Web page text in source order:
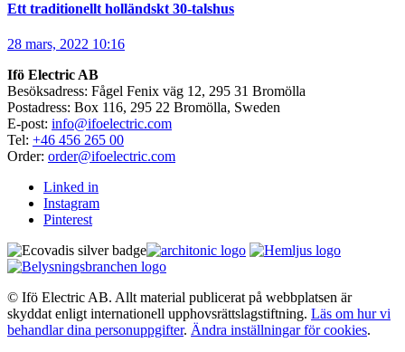
Ett traditionellt holländskt 30-talshus
28 mars, 2022 10:16
Ifö Electric AB
Besöksadress: Fågel Fenix väg 12, 295 31 Bromölla
Postadress: Box 116, 295 22 Bromölla, Sweden
E-post: info@ifoelectric.com
Tel: +46 456 265 00
Order: order@ifoelectric.com
Linked in
Instagram
Pinterest
© Ifö Electric AB. Allt material publicerat på webbplatsen är
skyddat enligt internationell upphovsrättslagstiftning. Läs om hur vi
behandlar dina personuppgifter. Ändra inställningar för cookies.